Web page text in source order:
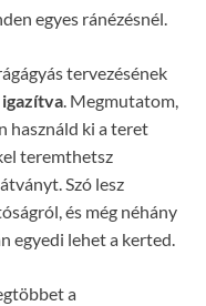
egyes ránézésnél.
tervezésének
. Megmutatom,
használd ki a teret
teremthetsz
Szó lesz
és még néhány
egyedi lehet a kerted.
a